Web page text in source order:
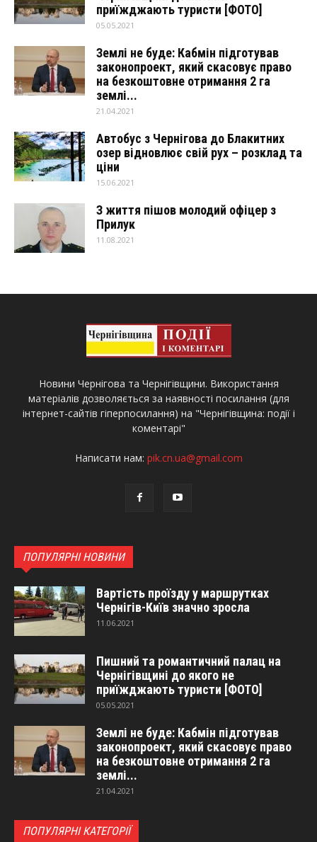
приїжджають туристи [ФОТО]
05.05.2021
Землі не буде: Кабмін підготував
законопроект, який скасовує право
на безкоштовне отримання 2 га
землі...
21.04.2021
Автобус з Чернігова до Блакитних
озер відновлює свій рух – розклад та
ціни
15.06.2021
З життя пішов молодий офіцер з
Прилук
11.08.2021
Новини Чернігова та Чернігівщини. Використання
матеріалів дозволяється за наявності посилання (для
інтернет-сайтів гіперпосилання) на "Чернігівщина: події і
коментарі"
Написати нам: pik.cn.ua@gmail.com
ПОПУЛЯРНІ НОВИНИ
Вартість проїзду у маршрутках
Чернігів-Київ значно зросла
11.06.2021
Пишний та романтичний палац на
Чернігівщині до якого не
приїжджають туристи [ФОТО]
05.05.2021
Землі не буде: Кабмін підготував
законопроект, який скасовує право
на безкоштовне отримання 2 га
землі...
21.04.2021
ПОПУЛЯРНІ КАТЕГОРІЇ